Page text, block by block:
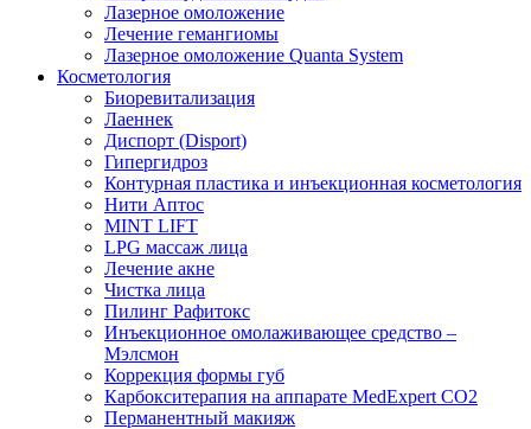
Лазерное омоложение
Лечение гемангиомы
Лазерное омоложение Quanta System
Косметология
Биоревитализация
Лаеннек
Диспорт (Disport)
Гипергидроз
Контурная пластика и инъекционная косметология
Нити Аптос
MINT LIFT
LPG массаж лица
Лечение акне
Чистка лица
Пилинг Рафитокс
Инъекционное омолаживающее средство –
Мэлсмон
Коррекция формы губ
Карбокситерапия на аппарате MedExpert CO2
Перманентный макияж